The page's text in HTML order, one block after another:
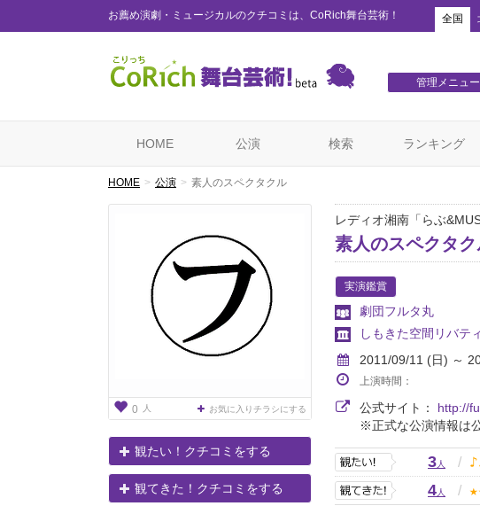
お薦め演劇・ミュージカルのクチコミは、CoRich舞台芸術！ 全国
管理メニュー
HOME 公演 検索 ランキング
HOME 公演 素人のスペクタクル
0 人 お気に入りチラシにする
観たい！クチコミをする
観てきた！クチコミをする
レディオ湘南「らぶ
素人のスペクタク
実演鑑賞
劇団フルタ丸
しもきた空間リバティ
2011/09/11 (日) ～
上演時間：
公式サイト： http://
※正式な公演情報は
3人 / ♪
4人 / ★